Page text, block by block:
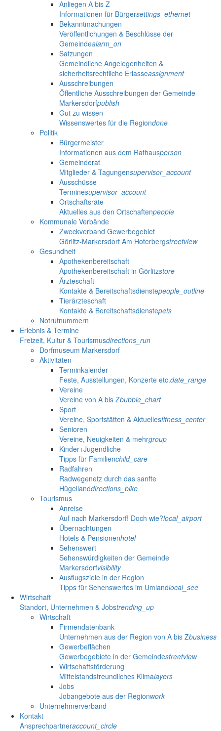
Anliegen A bis Z
Informationen für Bürgersettings_ethernet
Bekanntmachungen
Veröffentlichungen & Beschlüsse der
Gemeindealarm_on
Satzungen
Gemeindliche Angelegenheiten &
sicherheitsrechtliche Erlasseassignment
Ausschreibungen
Öffentliche Ausschreibungen der Gemeinde
Markersdorfpublish
Gut zu wissen
Wissenswertes für die Regiondone
Politik
Bürgermeister
Informationen aus dem Rathausperson
Gemeinderat
Mitglieder & Tagungensupervisor_account
Ausschüsse
Terminesupervisor_account
Ortschaftsräte
Aktuelles aus den Ortschaftenpeople
Kommunale Verbände
Zweckverband Gewerbegebiet
Görlitz-Markersdorf Am Hoterbergstreetview
Gesundheit
Apothekenbereitschaft
Apothekenbereitschaft in Görlitzstore
Ärzteschaft
Kontakte & Bereitschaftsdienstepeople_outline
Tierärzteschaft
Kontakte & Bereitschaftsdienstepets
Notrufnummern
Erlebnis & Termine
Freizeit, Kultur & Tourismusdirections_run
Dorfmuseum Markersdorf
Aktivitäten
Terminkalender
Feste, Ausstellungen, Konzerte etc.date_range
Vereine
Vereine von A bis Zbubble_chart
Sport
Vereine, Sportstätten & Aktuellesfitness_center
Senioren
Vereine, Neuigkeiten & mehrgroup
Kinder+Jugendliche
Tipps für Familienchild_care
Radfahren
Radwegenetz durch das sanfte
Hügellanddirections_bike
Tourismus
Anreise
Auf nach Markersdorf! Doch wie?local_airport
Übernachtungen
Hotels & Pensionenhotel
Sehenswert
Sehenswürdigkeiten der Gemeinde
Markersdorfvisibility
Ausflugsziele in der Region
Tipps für Sehenswertes im Umlandlocal_see
Wirtschaft
Standort, Unternehmen & Jobstrending_up
Wirtschaft
Firmendatenbank
Unternehmen aus der Region von A bis Zbusiness
Gewerbeflächen
Gewerbegebiete in der Gemeindestreetview
Wirtschaftsförderung
Mittelstandsfreundliches Klimalayers
Jobs
Jobangebote aus der Regionwork
Unternehmerverband
Kontakt
Ansprechpartneraccount_circle